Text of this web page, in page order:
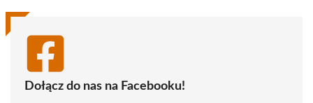
Dołącz do nas na Facebooku!